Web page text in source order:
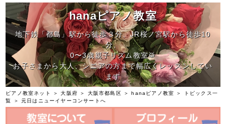
hanaピアノ教室
地下鉄「都島」駅から徒歩３分、JR桜ノ宮駅から徒歩10
分、
0〜3歳親子リズム教室🥁
お子さまから大人、シニアの方まで幅広くレッスンしてい
ます
ピアノ教室ネット ＞大阪府 ＞ 大阪市都島区 ＞hanaピアノ教室 ＞
トピックス一
覧
＞ 元日はニューイヤーコンサートへ